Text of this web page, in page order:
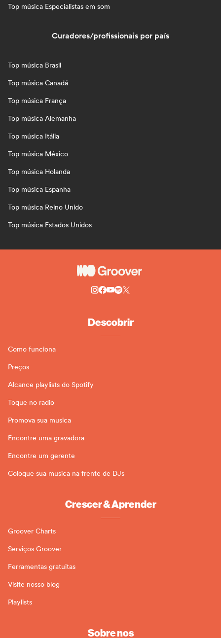
Top música Especialistas em som
Curadores/profissionais por país
Top música Brasil
Top música Canadá
Top música França
Top música Alemanha
Top música Itália
Top música México
Top música Holanda
Top música Espanha
Top música Reino Unido
Top música Estados Unidos
Descobrir
Como funciona
Preços
Alcance playlists do Spotify
Toque no radio
Promova sua musica
Encontre uma gravadora
Encontre um gerente
Coloque sua musica na frente de DJs
Crescer & Aprender
Groover Charts
Serviços Groover
Ferramentas gratuitas
Visite nosso blog
Playlists
Sobre nos